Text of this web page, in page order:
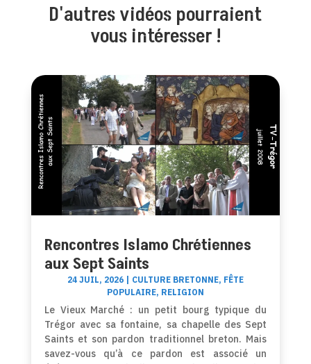
D'autres vidéos pourraient
vous intéresser !
Rencontres Islamo Chrétiennes
aux Sept Saints
24 JUIL, 2026| CULTURE BRETONNE, FÊTE
POPULAIRE, RELIGION
Le Vieux Marché : un petit bourg typique du
Trégor avec sa fontaine, sa chapelle des Sept
Saints et son pardon traditionnel breton. Mais
savez-vous qu’à ce pardon est associé un